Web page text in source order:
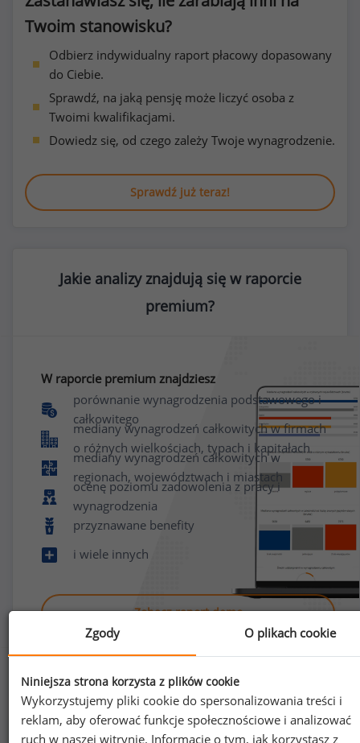
Twoim stanowisku?
Odbierz indywidualny raport płacowy dopasowany
do Ciebie.
Sprawdź, na jaką pensję może liczyć osoba z
Twoimi kwalifikacjami.
Dowiedz się, od czego zależy Twoje wynagrodzenie.
Sprawdź już teraz!
Jakie analizy znajdują się w raporcie
premium?
W raporcie premium znajdziesz
porównanie wynagrodzenia podstawowego i
całkowitego
mediany wynagrodzeń całkowitych w firmach
o różnych wielkościach, typach i kapitałach
mediany wynagrodzeń całkowitych w
regionach, województwach i miastach
ocenę poziomu zadowolenia z pracy i
wynagrodzenia
przyznawane benefity
i wiele innych
Zobacz raport demo
Zgody O plikach cookie
Niniejsza strona korzysta z plików cookie
Wykorzystujemy pliki cookie do spersonalizowania treści i
reklam, aby oferować funkcje społecznościowe i analizować
ruch w naszej witrynie. Informacje o tym, jak korzystasz z